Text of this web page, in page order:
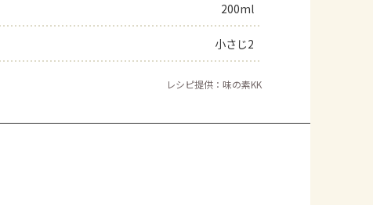
レシピ
トーク
200ml
小さじ2
レシピ提供：味の素KK